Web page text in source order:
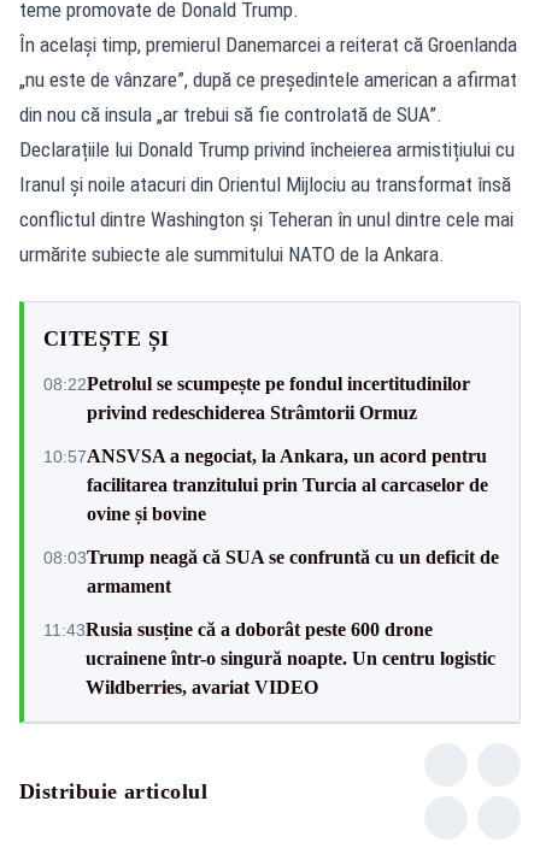
teme promovate de Donald Trump.
În același timp, premierul Danemarcei a reiterat că Groenlanda
„nu este de vânzare”, după ce președintele american a afirmat
din nou că insula „ar trebui să fie controlată de SUA”.
Declarațiile lui Donald Trump privind încheierea armistițiului cu
Iranul și noile atacuri din Orientul Mijlociu au transformat însă
conflictul dintre Washington și Teheran în unul dintre cele mai
urmărite subiecte ale summitului NATO de la Ankara.
CITEȘTE ȘI
08:22Petrolul se scumpește pe fondul incertitudinilor
privind redeschiderea Strâmtorii Ormuz
10:57ANSVSA a negociat, la Ankara, un acord pentru
facilitarea tranzitului prin Turcia al carcaselor de
ovine și bovine
08:03Trump neagă că SUA se confruntă cu un deficit de
armament
11:43Rusia susține că a doborât peste 600 drone
ucrainene într-o singură noapte. Un centru logistic
Wildberries, avariat VIDEO
Distribuie articolul